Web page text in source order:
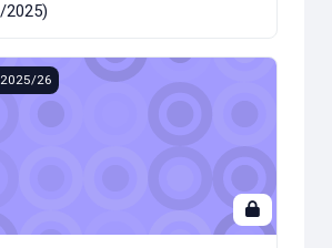
2025)
- Màsters, Postgraus i altres
26